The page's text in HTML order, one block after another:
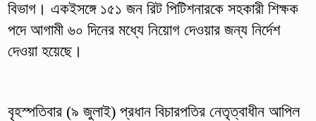
বিভাগ। একইসঙ্গে ১৫১ জন রিট পিটিশনারকে সহকারী শিক্ষক
পদে আগামী ৬০ দিনের মধ্যে নিয়োগ দেওয়ার জন্য নির্দেশ
দেওয়া হয়েছে।
বৃহস্পতিবার (৯ জুলাই) প্রধান বিচারপতির নেতৃত্বাধীন আপিল